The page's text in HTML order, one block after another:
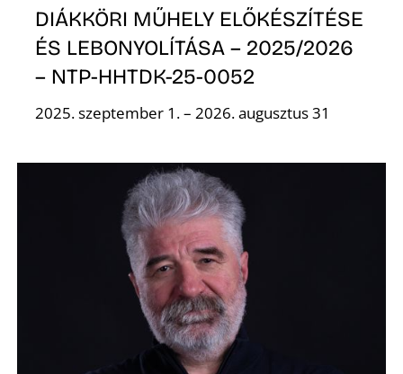
DIÁKKÖRI MŰHELY ELŐKÉSZÍTÉSE
ÉS LEBONYOLÍTÁSA – 2025/2026
– NTP-HHTDK-25-0052
2025. szeptember 1. – 2026. augusztus 31